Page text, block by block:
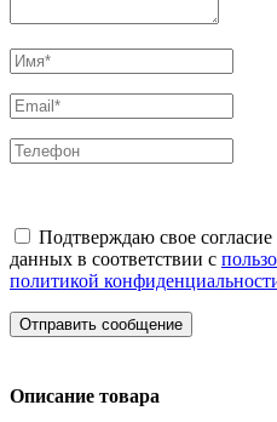
Подтверждаю свое
данных в соответствии с
политикой
Отправить сообщение
Описание товара